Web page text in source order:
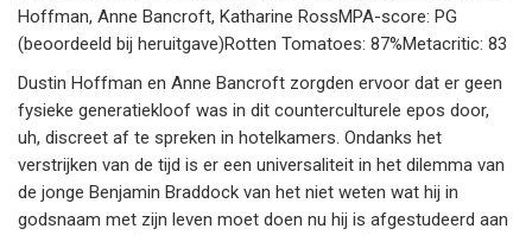
Hoffman, Anne Bancroft, Katharine RossMPA-score: PG
(beoordeeld bij heruitgave)Rotten Tomatoes: 87%Metacritic: 83
Dustin Hoffman en Anne Bancroft zorgden ervoor dat er geen
fysieke generatiekloof was in dit counterculturele epos door,
uh, discreet af te spreken in hotelkamers. Ondanks het
verstrijken van de tijd is er een universaliteit in het dilemma van
de jonge Benjamin Braddock van het niet weten wat hij in
godsnaam met zijn leven moet doen nu hij is afgestudeerd aan